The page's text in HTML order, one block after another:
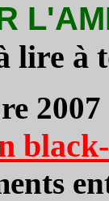
lire à
2007